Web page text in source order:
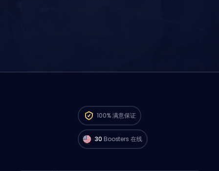
100%满意保证
来自 North America 的 Challenger 玩家
就能马上开打你的订单。🔥
30 Boosters 在线